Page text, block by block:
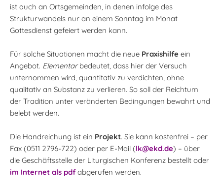
ist auch an Ortsgemeinden, in denen infolge des
Strukturwandels nur an einem Sonntag im Monat
Gottesdienst gefeiert werden kann.
Für solche Situationen macht die neue Praxishilfe ein
Angebot. Elementarbedeutet, dass hier der Versuch
unternommen wird, quantitativ zu verdichten, ohne
qualitativ an Substanz zu verlieren. So soll der Reichtum
der Tradition unter veränderten Bedingungen bewahrt und
belebt werden.
Die Handreichung ist ein Projekt. Sie kann kostenfrei – per
Fax (0511 2796-722) oder per E-Mail (lk@ekd.de) – über
die Geschäftsstelle der Liturgischen Konferenz bestellt oder
im Internet als pdfabgerufen werden.